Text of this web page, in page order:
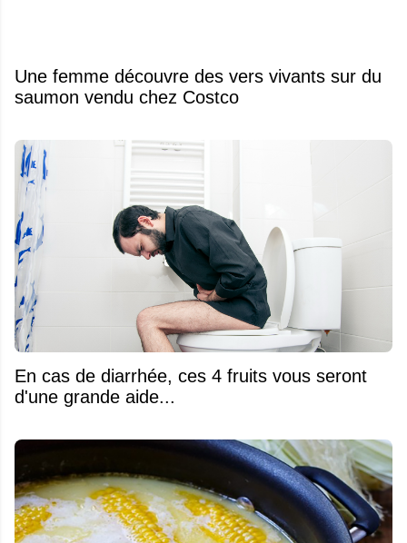
Une femme découvre des vers vivants sur du
saumon vendu chez Costco
En cas de diarrhée, ces 4 fruits vous seront
d'une grande aide...